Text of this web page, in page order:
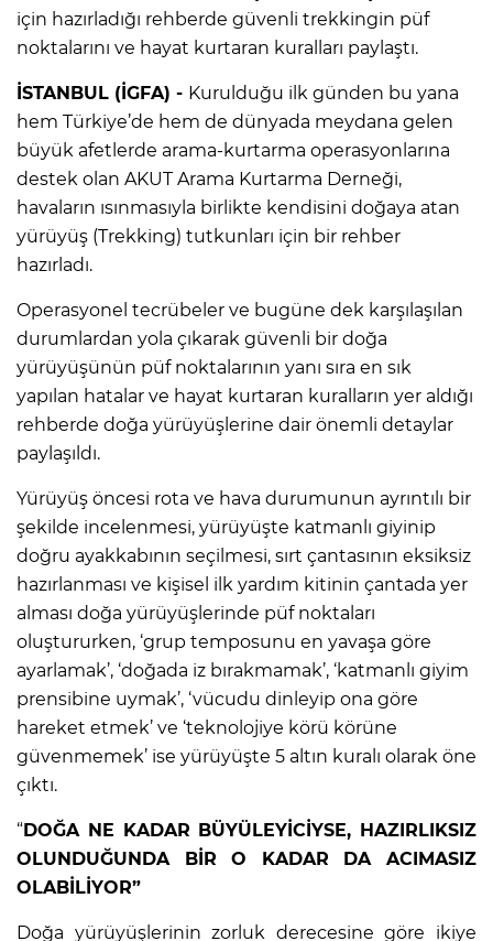
için hazırladığı rehberde güvenli trekkingin püf
noktalarını ve hayat kurtaran kuralları paylaştı.
İSTANBUL (İGFA) - Kurulduğu ilk günden bu yana
hem Türkiye’de hem de dünyada meydana gelen
büyük afetlerde arama-kurtarma operasyonlarına
destek olan AKUT Arama Kurtarma Derneği,
havaların ısınmasıyla birlikte kendisini doğaya atan
yürüyüş (Trekking) tutkunları için bir rehber
hazırladı.
Operasyonel tecrübeler ve bugüne dek karşılaşılan
durumlardan yola çıkarak güvenli bir doğa
yürüyüşünün püf noktalarının yanı sıra en sık
yapılan hatalar ve hayat kurtaran kuralların yer aldığı
rehberde doğa yürüyüşlerine dair önemli detaylar
paylaşıldı.
Yürüyüş öncesi rota ve hava durumunun ayrıntılı bir
şekilde incelenmesi, yürüyüşte katmanlı giyinip
doğru ayakkabının seçilmesi, sırt çantasının eksiksiz
hazırlanması ve kişisel ilk yardım kitinin çantada yer
alması doğa yürüyüşlerinde püf noktaları
oluştururken, ‘grup temposunu en yavaşa göre
ayarlamak’, ‘doğada iz bırakmamak’, ‘katmanlı giyim
prensibine uymak’, ‘vücudu dinleyip ona göre
hareket etmek’ ve ‘teknolojiye körü körüne
güvenmemek’ ise yürüyüşte 5 altın kuralı olarak öne
çıktı.
“DOĞA NE KADAR BÜYÜLEYİCİYSE, HAZIRLIKSIZ
OLUNDUĞUNDA BİR O KADAR DA ACIMASIZ
OLABİLİYOR”
Doğa yürüyüşlerinin zorluk derecesine göre ikiye